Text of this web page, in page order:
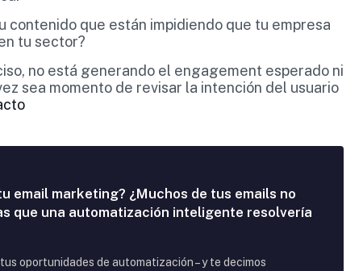
que están impidiendo que tu empresa
tu sector?
no está generando el engagement esperado ni
sea momento de revisar la intención del usuario
email marketing? ¿Muchos de tus emails no
que una automatización inteligente resolvería
oportunidades de automatización – y te decimos